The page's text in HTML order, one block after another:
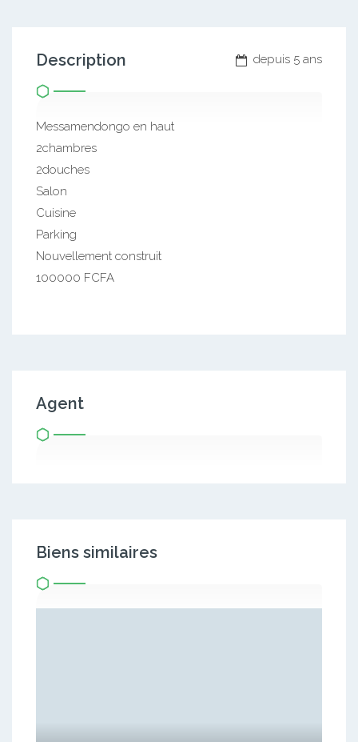
depuis 5 ans
Description
Messamendongo en haut
2chambres
2douches
Salon
Cuisine
Parking
Nouvellement construit
100000 FCFA
Agent
Biens similaires